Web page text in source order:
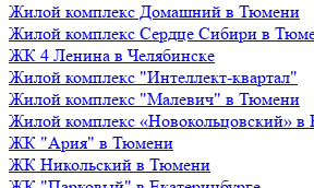
Жилой комплекс Домашний в Тюмени
Жилой комплекс Сердце Сибири в
ЖК 4 Ленина в Челябинске
Жилой комплекс "Интеллект-квартал"
Жилой комплекс "Малевич" в Тюмени
Жилой комплекс «Новокольцовский» в
ЖК "Ария" в Тюмени
ЖК Никольский в Тюмени